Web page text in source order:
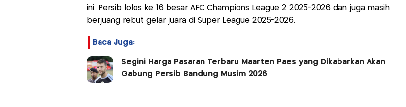
ini. Persib lolos ke 16 besar AFC Champions League 2 2025-2026 dan juga masih
berjuang rebut gelar juara di Super League 2025-2026.
Baca Juga:
Segini Harga Pasaran Terbaru Maarten Paes yang Dikabarkan Akan
Gabung Persib Bandung Musim 2026